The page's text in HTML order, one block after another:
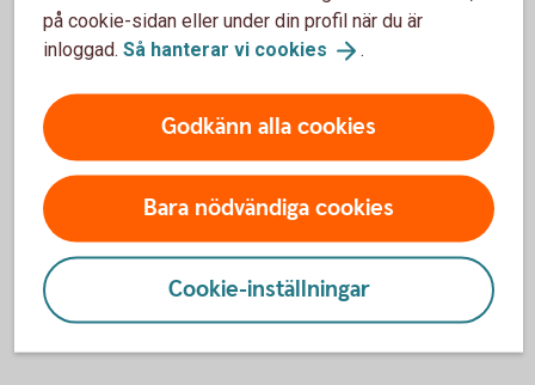
Är ditt företag anslutet till internetbanken?
Pris
Aktuella räntor på Företagskonto
Hur avslutar jag mitt Företagskonto?
på cookie-sidan eller under din profil när du är
inloggad. Så hanterar vi cookies .
Godkänn alla cookies
Bara nödvändiga cookies
Cookie-inställningar